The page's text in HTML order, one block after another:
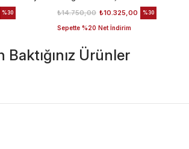
%30 ₺10.325,00
₺14.750,00
Sepette %20 Net İndirim
%30
Baktığınız Ürünler